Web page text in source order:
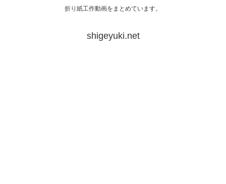
折り紙工作動画をまとめています。
shigeyuki.net